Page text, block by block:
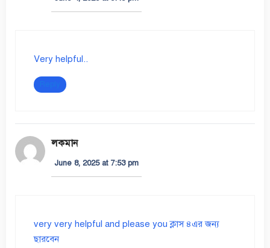
Very helpful..
লকমান
June 8, 2025 at 7:53 pm
very very helpful and please you ক্লাস ৪এর জন্য
ছারবেন